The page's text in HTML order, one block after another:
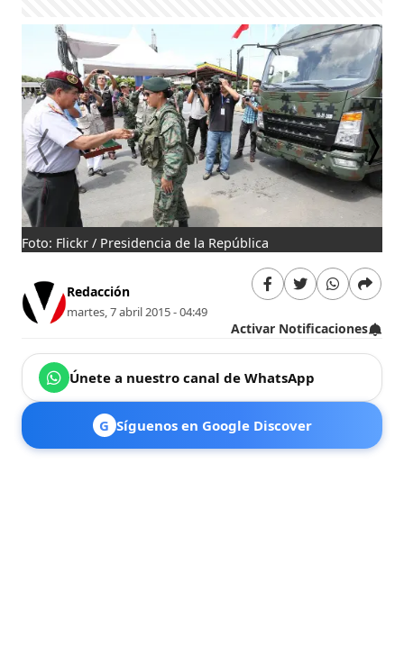
Foto: Flickr / Presidencia de la República
Redacción
martes, 7 abril 2015 - 04:49
Activar Notificaciones
Únete a nuestro canal de WhatsApp
G Síguenos en Google Discover